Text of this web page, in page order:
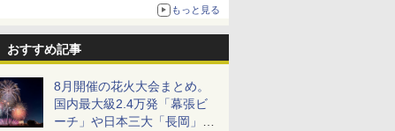
もっと見る
おすすめ記事
8月開催の花火大会まとめ。
国内最大級2.4万発「幕張ビ
ーチ」や日本三大「長岡」な